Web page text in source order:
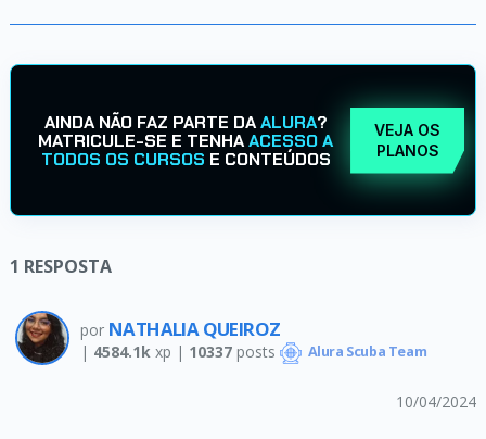
AINDA NÃO FAZ PARTE DAALURA?
MATRICULE-SE E TENHAACESSO A
TODOS OS CURSOS E CONTEÚDOS
VEJA OS
PLANOS
1 RESPOSTA
por NATHALIA QUEIROZ
| 4584.1k xp | 10337posts Alura Scuba Team
10/04/2024